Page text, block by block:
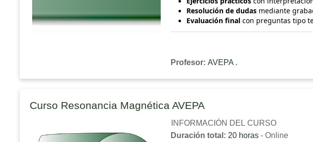
Resolución de dudas mediante
Evaluación final con preguntas tipo
Profesor: AVEPA .
Curso Resonancia Magnética AVEPA
INFORMACIÓN DEL CURSO
Duración total: 20 horas - Online